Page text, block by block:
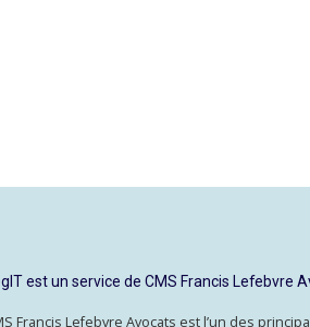
est un service de CMS Francis Lefebvre
Francis Lefebvre Avocats est l’un des